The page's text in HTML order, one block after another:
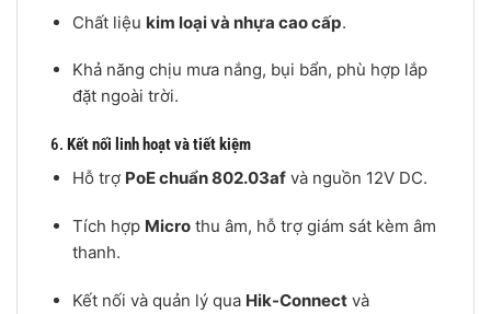
Chất liệu kim loại và nhựa cao cấp.
Khả năng chịu mưa nắng, bụi bẩn, phù hợp lắp
đặt ngoài trời.
6. Kết nối linh hoạt và tiết kiệm
Hỗ trợ PoE chuẩn 802.03afvà nguồn 12V DC.
Tích hợp Microthu âm, hỗ trợ giám sát kèm âm
thanh.
Kết nối và quản lý qua Hik-Connectvà